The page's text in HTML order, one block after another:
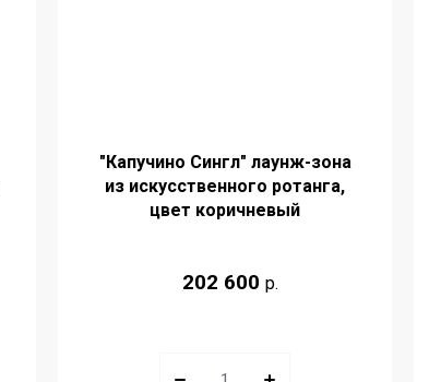
"Капучино Сингл" лаунж-зона
из искусственного ротанга,
цвет коричневый
202 600 р.